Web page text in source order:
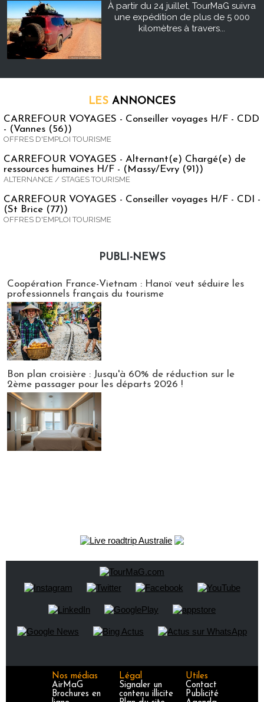
À partir du 24 juillet, TourMaG suivra
une expédition de plus de 5 000
kilomètres à travers...
LES ANNONCES
CARREFOUR VOYAGES - Conseiller voyages H/F - CDD
- (Vannes (56))
OFFRES D'EMPLOI TOURISME
CARREFOUR VOYAGES - Alternant(e) Chargé(e) de
ressources humaines H/F - (Massy/Evry (91))
ALTERNANCE / STAGES TOURISME
CARREFOUR VOYAGES - Conseiller voyages H/F - CDI -
(St Brice (77))
OFFRES D'EMPLOI TOURISME
PUBLI-NEWS
Coopération France-Vietnam : Hanoï veut séduire les
professionnels français du tourisme
Bon plan croisière : Jusqu'à 60% de réduction sur le
2ème passager pour les départs 2026 !
Nos médias
AirMaG
Brochures en
Légal
Signaler un
contenu illicite
Utiles
Contact
Publicité